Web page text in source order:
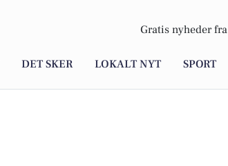
Gratis nyheder fra
DET SKER LOKALT NYT SPORT